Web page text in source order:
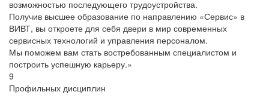
возможностью последующего трудоустройства.
Получив высшее образование по направлению «Сервис» в
ВИВТ, вы откроете для себя двери в мир современных
сервисных технологий и управления персоналом.
Мы поможем вам стать востребованным специалистом и
построить успешную карьеру.»
9
Профильных дисциплин